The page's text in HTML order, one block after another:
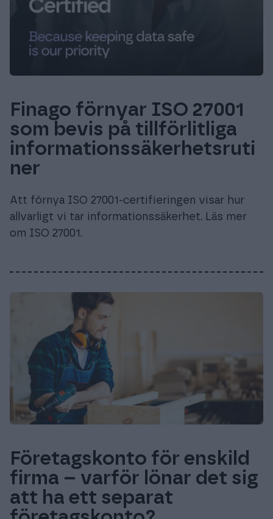
Finago förnyar ISO 27001
som bevis på tillförlitliga
informationssäkerhetsruti
ner
Att förnya ISO 27001-certifieringen visar hur
allvarligt vi tar informationssäkerhet. Läs mer
om ISO 27001.
Företagskonto för enskild
firma – varför lönar det sig
att ha ett separat